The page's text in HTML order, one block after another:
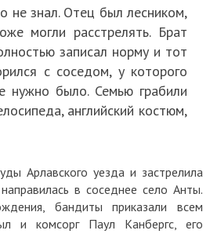
не знал. Отец был лесником,
могли расстрелять. Брат
записал норму и тот
с соседом, у которого
нужно было. Семью грабили
английский костюм,
Арлавского уезда и застрелила
в соседнее село Анты.
бандиты приказали всем
и комсорг Паул Канбергс, его